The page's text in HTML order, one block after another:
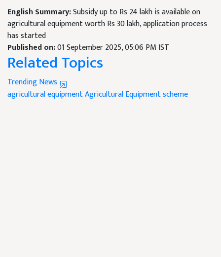
English Summary:Subsidy up to Rs 24 lakh is available on
agricultural equipment worth Rs 30 lakh, application process
has started
Published on:01 September 2025, 05:06 PM IST
Related Topics
Trending News
agricultural equipmentAgricultural Equipment scheme